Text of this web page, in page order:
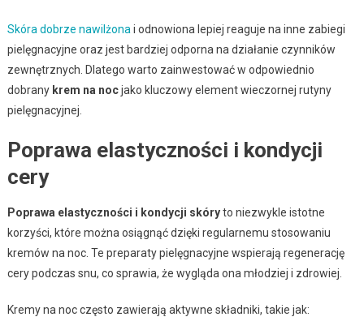
Skóra dobrze nawilżona i odnowiona lepiej reaguje na inne zabiegi
pielęgnacyjne oraz jest bardziej odporna na działanie czynników
zewnętrznych. Dlatego warto zainwestować w odpowiednio
dobrany krem na nocjako kluczowy element wieczornej rutyny
pielęgnacyjnej.
Poprawa elastyczności i kondycji
cery
Poprawa elastyczności i kondycji skóryto niezwykle istotne
korzyści, które można osiągnąć dzięki regularnemu stosowaniu
kremów na noc. Te preparaty pielęgnacyjne wspierają regenerację
cery podczas snu, co sprawia, że wygląda ona młodziej i zdrowiej.
Kremy na noc często zawierają aktywne składniki, takie jak: